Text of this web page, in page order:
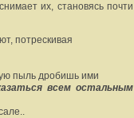
их, становясь почти
потрескивая
пыль дробишь ими
всем остальным